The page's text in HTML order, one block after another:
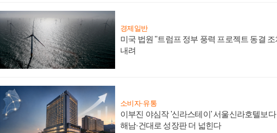
경제일반
미국 법원 "트럼프 정부 풍력 프로젝트 동결
내려
소비자·유통
이부진 야심작 '신라스테이' 서울신라호텔보다
해남·건대로 성장판 더 넓힌다